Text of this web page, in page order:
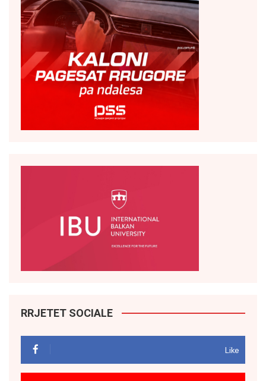
RRJETET SOCIALE
Like